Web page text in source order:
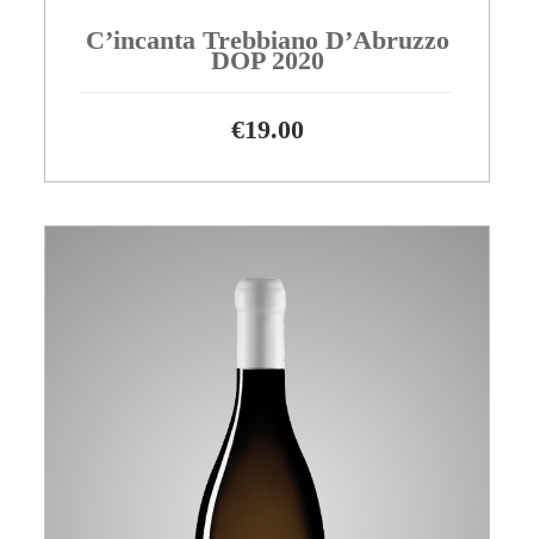
C’incanta Trebbiano D’Abruzzo
DOP 2020
€19.00